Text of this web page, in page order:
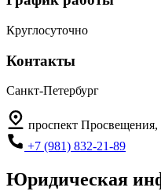
Круглосуточно
Контакты
Санкт-Петербург
проспект Просвещения,
+7 (981) 832-21-89
Юридическая